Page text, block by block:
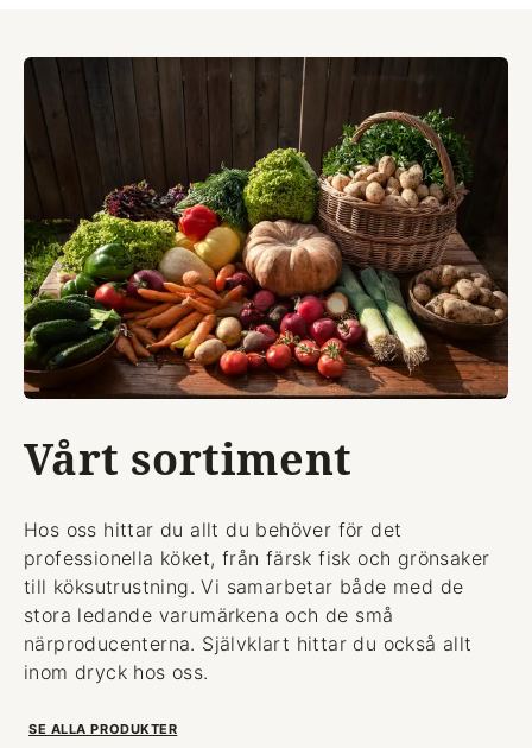
Vårt sortiment
Hos oss hittar du allt du behöver för det
professionella köket, från färsk fisk och grönsaker
till köksutrustning. Vi samarbetar både med de
stora ledande varumärkena och de små
närproducenterna. Självklart hittar du också allt
inom dryck hos oss.
SE ALLA PRODUKTER